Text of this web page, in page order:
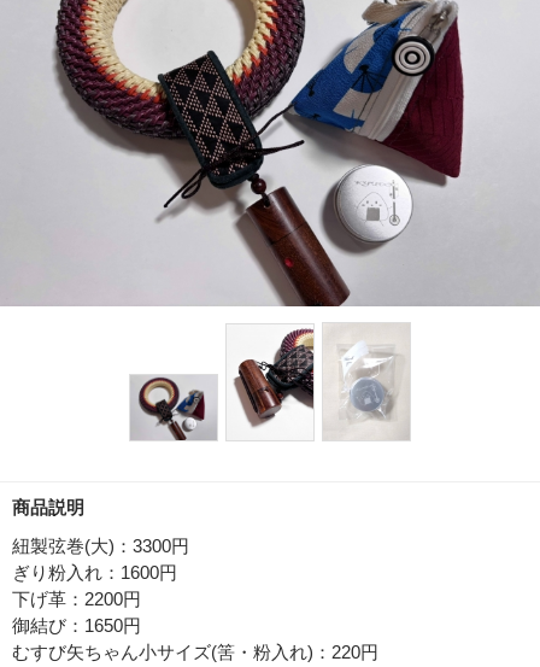
商品説明
紐製弦巻(大)：3300円
ぎり粉入れ：1600円
下げ革：2200円
御結び：1650円
むすび矢ちゃん小サイズ(筈・粉入れ)：220円